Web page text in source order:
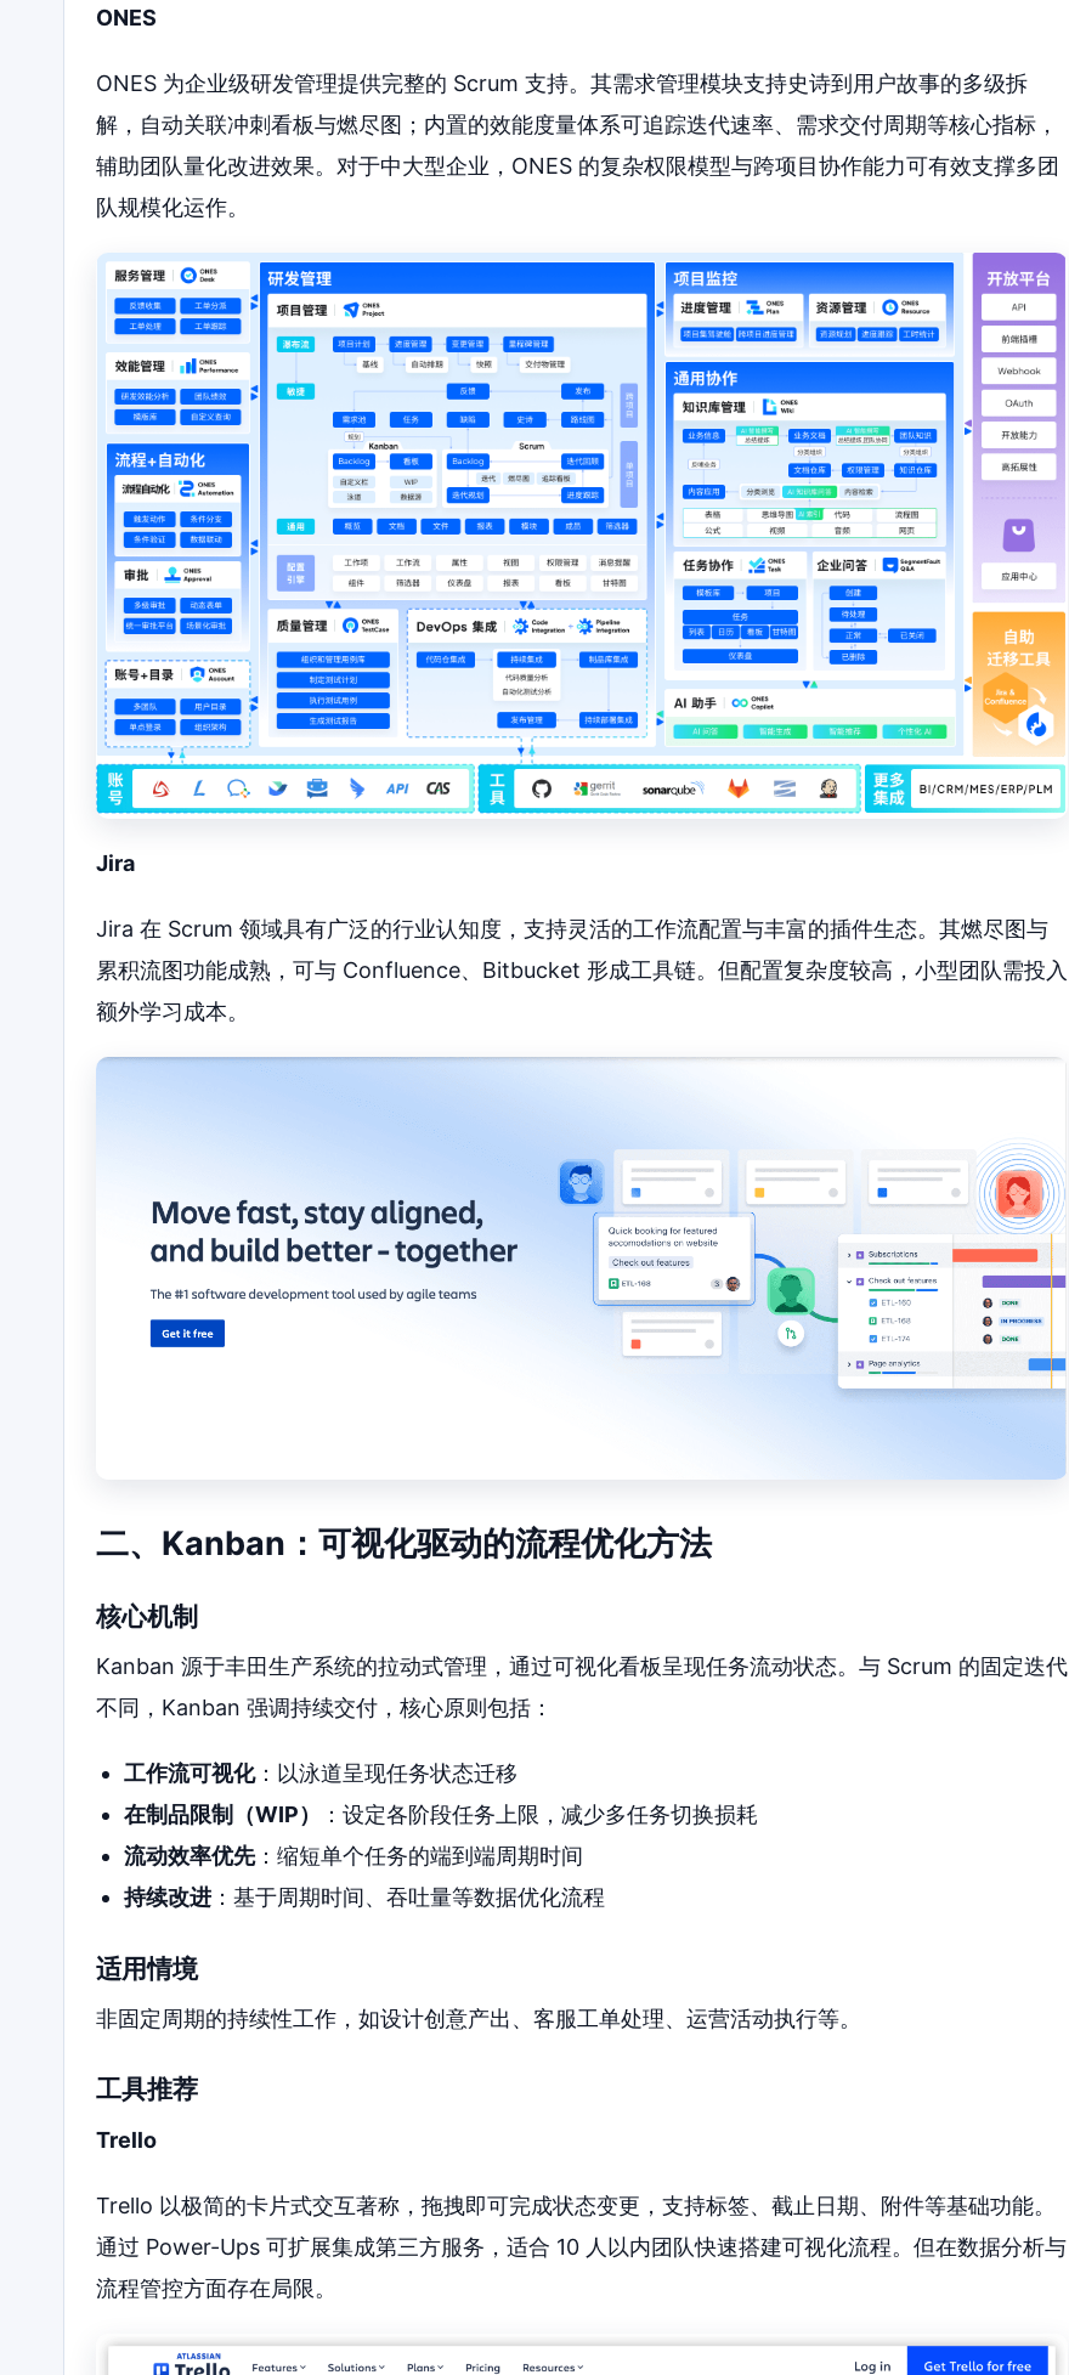
ONES
ONES 为企业级研发管理提供完整的 Scrum 支持。其需求管理模块支持史诗到用户故事的多级拆
解，自动关联冲刺看板与燃尽图；内置的效能度量体系可追踪迭代速率、需求交付周期等核心指标，
辅助团队量化改进效果。对于中大型企业，ONES 的复杂权限模型与跨项目协作能力可有效支撑多团
队规模化运作。
Jira
Jira 在 Scrum 领域具有广泛的行业认知度，支持灵活的工作流配置与丰富的插件生态。其燃尽图与
累积流图功能成熟，可与 Confluence、Bitbucket 形成工具链。但配置复杂度较高，小型团队需投入
额外学习成本。
二、Kanban：可视化驱动的流程优化方法
核心机制
Kanban 源于丰田生产系统的拉动式管理，通过可视化看板呈现任务流动状态。与 Scrum 的固定迭代
不同，Kanban 强调持续交付，核心原则包括：
工作流可视化：以泳道呈现任务状态迁移
在制品限制（WIP）
：设定各阶段任务上限，减少多任务切换损耗
流动效率优先：缩短单个任务的端到端周期时间
持续改进：基于周期时间、吞吐量等数据优化流程
适用情境
非固定周期的持续性工作，如设计创意产出、客服工单处理、运营活动执行等。
工具推荐
Trello
Trello 以极简的卡片式交互著称，拖拽即可完成状态变更，支持标签、截止日期、附件等基础功能。
通过 Power-Ups 可扩展集成第三方服务，适合 10 人以内团队快速搭建可视化流程。但在数据分析与
流程管控方面存在局限。